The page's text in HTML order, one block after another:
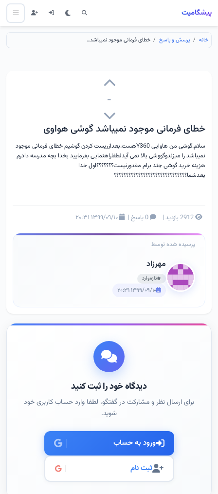
پیشگامیت
خانه پرسش و پاسخ خطای فرمانی موجود نمیباشد گوشی هواوی
-
خطای فرمانی موجود نمیباشد گوشی هواوی
سلام.گوشی من هاوایی Y360هست.بعدازریست کردن گوشیم خطای فرمانی موجود
نمیباشد را میزندوگووشی بالا نمی آیدلطفاراهنمایی بفرمایید بخدا بچه مدرسه دادرم
هزینه خرید گوشی جئد برام مقدورنیست؟؟؟؟؟؟؟اول خدا
بعدشما؟؟؟؟؟؟؟؟؟؟؟؟؟؟؟؟؟؟؟؟؟؟؟؟؟؟؟؟؟؟
2912 بازدید | 0 پاسخ |
پرسیده شده توسط
مهرزاد
تازه‌وارد
۱۳۹۹/۰۹/۱۰ ۲۰:۳۱
دیدگاه خود را ثبت کنید
برای ارسال نظر و مشارکت در گفتگو، لطفا وارد حساب کاربری خود
شوید.
ورود به حساب
ثبت نام